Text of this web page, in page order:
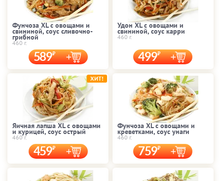
Фунчоза XL с овощами и
свининой, соус сливочно-
грибной
460 г.
589
Удон XL с овощами и
свининой, соус карри
460 г.
499
Яичная лапша XL с овощами
и курицей, соус острый
460 г.
459
ХИТ!
Фунчоза XL с овощами и
креветками, соус унаги
460 г.
759